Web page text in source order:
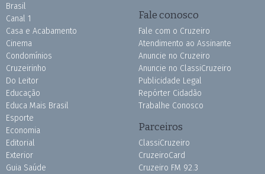
Brasil
Canal 1
Casa e Acabamento
Cinema
Condomínios
Cruzeirinho
Do Leitor
Educação
Educa Mais Brasil
Esporte
Economia
Editorial
Exterior
Guia Saúde
Fale conosco
Fale com o Cruzeiro
Atendimento ao Assinante
Anuncie no Cruzeiro
Anuncie no ClassiCruzeiro
Publicidade Legal
Repórter Cidadão
Trabalhe Conosco
Parceiros
ClassiCruzeiro
CruzeiroCard
Cruzeiro FM 92.3